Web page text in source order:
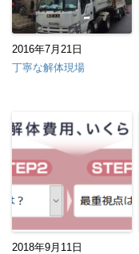
2016年7月21日
丁寧な解体現場
2018年9月11日